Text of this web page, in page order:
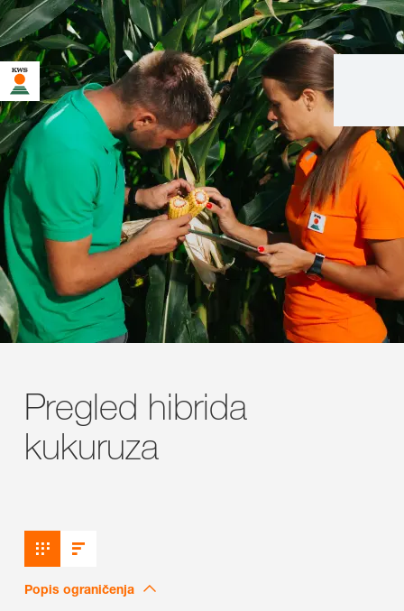
Pregled hibrida
kukuruza
Popis ograničenja